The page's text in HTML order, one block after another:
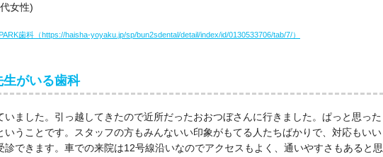
女性)
歯科（https://haisha-yoyaku.jp/sp/bun2sdental/detail/index/id/0130533706/tab/7/）
がいる歯科
いました。引っ越してきたので近所だったおおつぼさんに行きました。ぱっと思った
いうことです。スタッフの方もみんないい印象がもてる人たちばかりで、対応もいい
診できます。車での来院は12号線沿いなのでアクセスもよく、通いやすさもあると思